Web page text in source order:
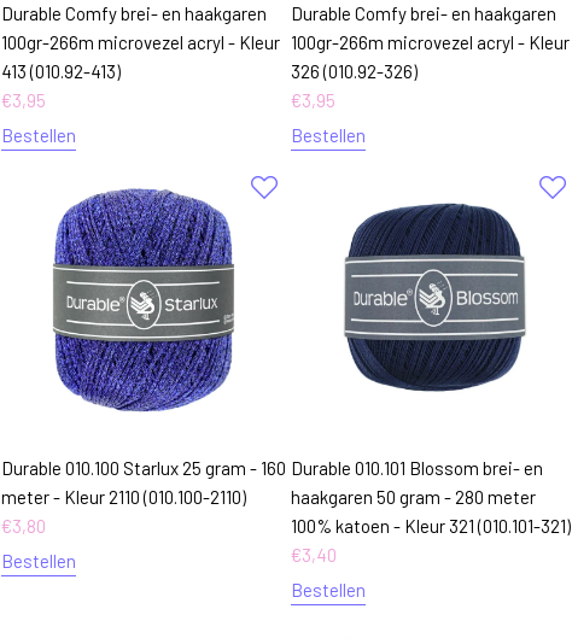
Durable Comfy brei- en haakgaren
100gr-266m microvezel acryl - Kleur
413 (010.92-413)
€3,95
Bestellen
Durable Comfy brei- en haakgaren
100gr-266m microvezel acryl - Kleur
326 (010.92-326)
€3,95
Bestellen
Durable 010.100 Starlux 25 gram - 160
meter - Kleur 2110 (010.100-2110)
€3,80
Bestellen
Durable 010.101 Blossom brei- en
haakgaren 50 gram - 280 meter
100% katoen - Kleur 321 (010.101-321)
€3,40
Bestellen